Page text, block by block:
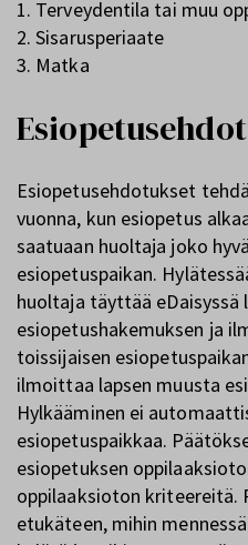
1. Terveydentila tai muu
2. Sisarusperiaate
3. Matka
Esiopetusehdotukset
vuonna, kun esiopetus
saatuaan huoltaja joko
esiopetuspaikan.
huoltaja täyttää eDaisyssä
esiopetushakemuksen ja
toissijaisen
ilmoittaa lapsen muusta
Hylkääminen ei
esiopetuspaikkaa.
esiopetuksen
oppilaaksioton kriteereitä.
etukäteen, mihin